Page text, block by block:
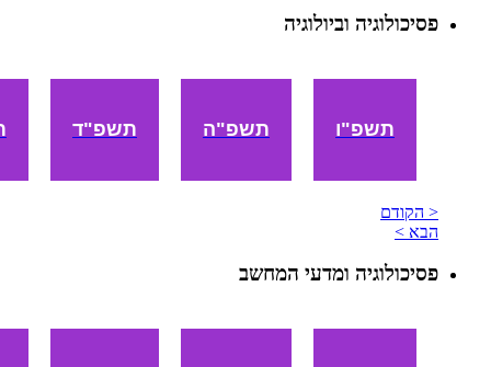
פסיכולוגיה וביולוגיה
תשפ"ו תשפ"ה תשפ"ד
< הקודם
הבא >
פסיכולוגיה ומדעי המחשב